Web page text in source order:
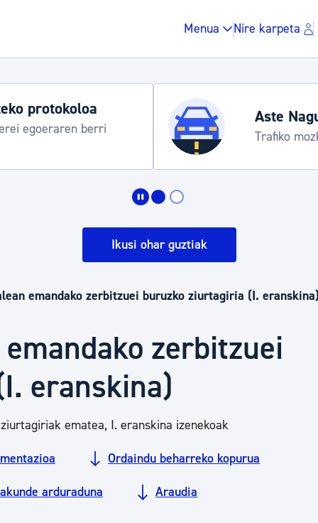
Menua Nire karpeta
Gune publikoa,
Berdintasuna, Giza
protokoloa
egoeraren berri
Aste
Trafiko
Ikusi ohar guztiak
emandako zerbitzuei buruzko ziurtagiria (I.
zerbitzuei
eranskina)
ematea, I. eranskina izenekoak
Ordaindu beharreko kopurua
arduraduna Araudia